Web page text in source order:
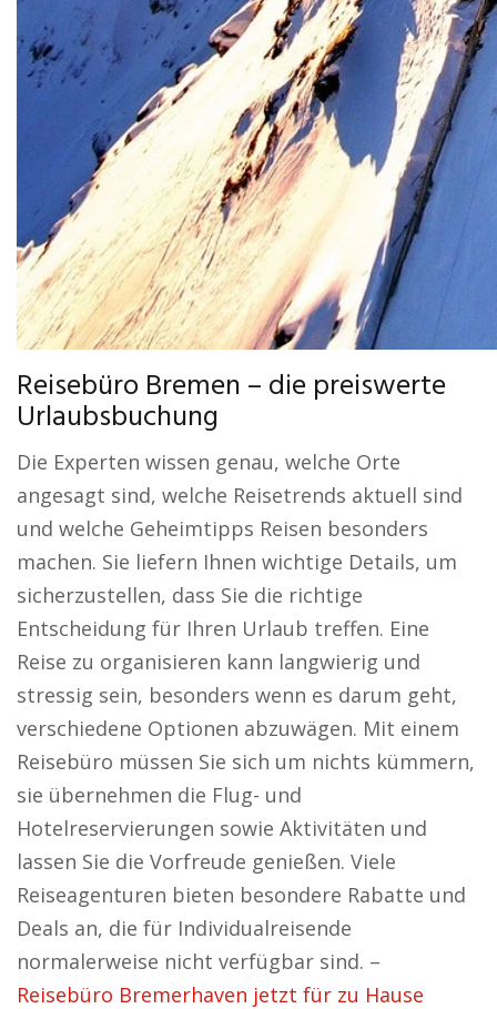
Reisebüro Bremen – die preiswerte
Urlaubsbuchung
Die Experten wissen genau, welche Orte
angesagt sind, welche Reisetrends aktuell sind
und welche Geheimtipps Reisen besonders
machen. Sie liefern Ihnen wichtige Details, um
sicherzustellen, dass Sie die richtige
Entscheidung für Ihren Urlaub treffen. Eine
Reise zu organisieren kann langwierig und
stressig sein, besonders wenn es darum geht,
verschiedene Optionen abzuwägen. Mit einem
Reisebüro müssen Sie sich um nichts kümmern,
sie übernehmen die Flug- und
Hotelreservierungen sowie Aktivitäten und
lassen Sie die Vorfreude genießen. Viele
Reiseagenturen bieten besondere Rabatte und
Deals an, die für Individualreisende
normalerweise nicht verfügbar sind. –
Reisebüro Bremerhaven jetzt für zu Hause